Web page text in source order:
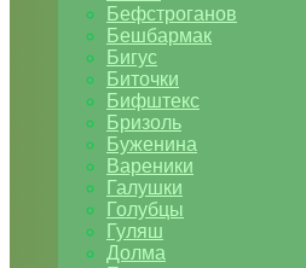
Бефстроганов
Бешбармак
Бигус
Биточки
Бифштекс
Бризоль
Буженина
Вареники
Галушки
Голубцы
Гуляш
Долма